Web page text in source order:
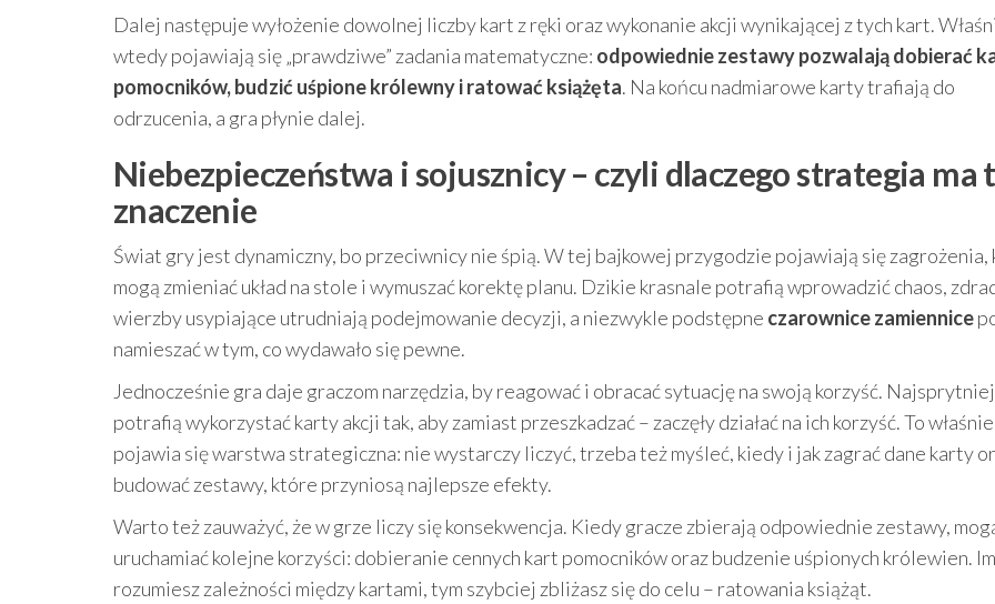
Dalej następuje wyłożenie dowolnej liczby kart z ręki oraz wykonanie akcji wynikającej z tych kart.
wtedy pojawiają się „prawdziwe” zadania matematyczne: odpowiednie zestawy pozwalają dobierać
pomocników, budzić uśpione królewny i ratować książęta. Na końcu nadmiarowe karty trafiają do
odrzucenia, a gra płynie dalej.
Niebezpieczeństwa i sojusznicy – czyli dlaczego strategia ma
znaczenie
Świat gry jest dynamiczny, bo przeciwnicy nie śpią. W tej bajkowej przygodzie pojawiają się zagrożenia,
mogą zmieniać układ na stole i wymuszać korektę planu. Dzikie krasnale potrafią wprowadzić chaos,
wierzby usypiające utrudniają podejmowanie decyzji, a niezwykle podstępne czarownice zamiennice
namieszać w tym, co wydawało się pewne.
Jednocześnie gra daje graczom narzędzia, by reagować i obracać sytuację na swoją korzyść.
potrafią wykorzystać karty akcji tak, aby zamiast przeszkadzać – zaczęły działać na ich korzyść. To
pojawia się warstwa strategiczna: nie wystarczy liczyć, trzeba też myśleć, kiedy i jak zagrać dane karty
budować zestawy, które przyniosą najlepsze efekty.
Warto też zauważyć, że w grze liczy się konsekwencja. Kiedy gracze zbierają odpowiednie zestawy,
uruchamiać kolejne korzyści: dobieranie cennych kart pomocników oraz budzenie uśpionych królewien.
rozumiesz zależności między kartami, tym szybciej zbliżasz się do celu – ratowania książąt.